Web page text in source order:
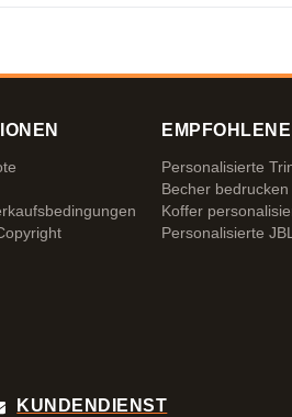
Personalisierte
Becher bedrucken
Koffer
Personalisierte
KUNDENDIENST